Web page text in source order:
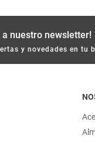
a nuestro newsletter!
y novedades en tu